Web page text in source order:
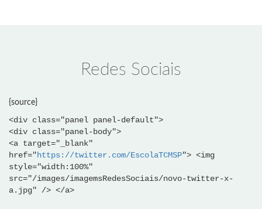
Redes Sociais
{source}
<div class="panel panel-default">
<div class="panel-body">
<a target="_blank"
href="https://twitter.com/EscolaTCMSP"> <img
style="width:100%"
src="/images/imagemsRedesSociais/novo-twitter-x-
a.jpg" /> </a>